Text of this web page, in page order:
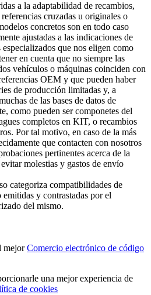
a la adaptabilidad de recambios,
cruzadas u originales o
concretos son en todo caso
ajustadas a las indicaciones de
que nos eligen como
en cuenta que no siempre las
vehículos o máquinas coinciden con
OEM y que pueden haber
de producción limitadas y, a
de las bases de datos de
como pueden ser componetes del
completos en KIT, o recambios
Por tal motivo, en caso de la más
que contacten con nosotros
pertinentes acerca de la
molestias y gastos de envío
categoriza compatibilidades de
y contrastadas por el
del mismo.
mejorComercio electrónico de código
una mejor experiencia de
de cookies